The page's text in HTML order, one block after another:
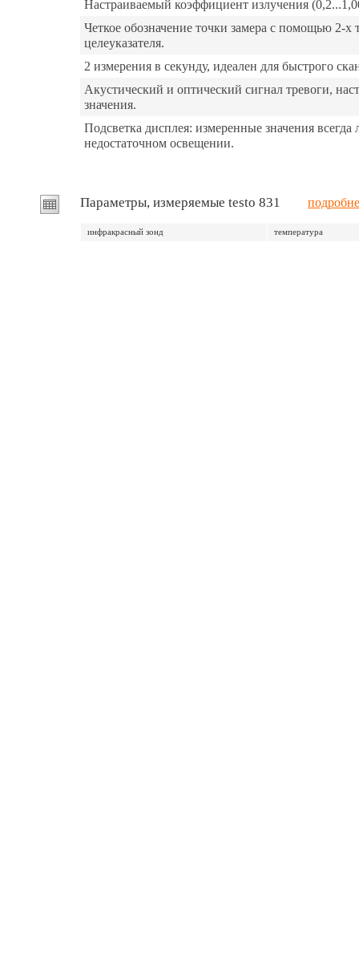
Настраиваемый коэффициент излучения
Четкое обозначение точки замера с помощью 2-х
целеуказателя.
2 измерения в секунду, идеален для быстрого
Акустический и оптический сигнал тревоги,
значения.
Подсветка дисплея: измеренные значения
недостаточном освещении.
Параметры, измеряемые testo 831
инфракрасный зонд температура